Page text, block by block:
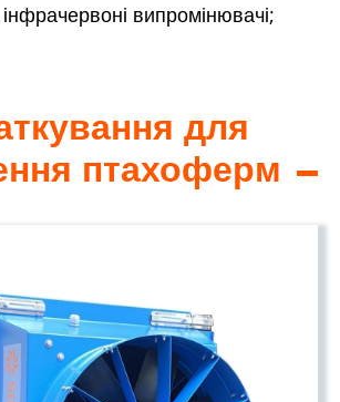
випромінювачі;
для
птахоферм